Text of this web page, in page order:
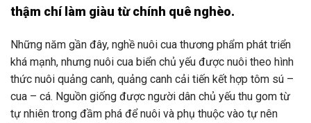
thậm chí làm giàu từ chính quê nghèo.
Những năm gần đây, nghề nuôi cua thương phẩm phát triển
khá mạnh, nhưng nuôi cua biển chủ yếu được nuôi theo hình
thức nuôi quảng canh, quảng canh cải tiến kết hợp tôm sú –
cua – cá. Nguồn giống được người dân chủ yếu thu gom từ
tự nhiên trong đầm phá để nuôi và phụ thuộc vào tự nên